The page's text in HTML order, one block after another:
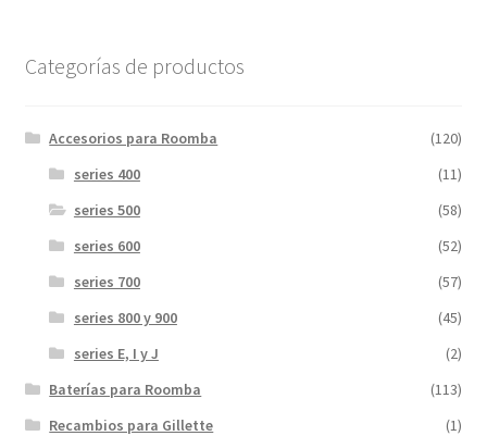
Categorías de productos
Accesorios para Roomba
(120)
series 400
(11)
series 500
(58)
series 600
(52)
series 700
(57)
series 800 y 900
(45)
series E, I y J
(2)
Baterías para Roomba
(113)
Recambios para Gillette
(1)